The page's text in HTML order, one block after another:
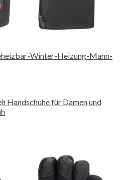
Handschuhe für Damen und